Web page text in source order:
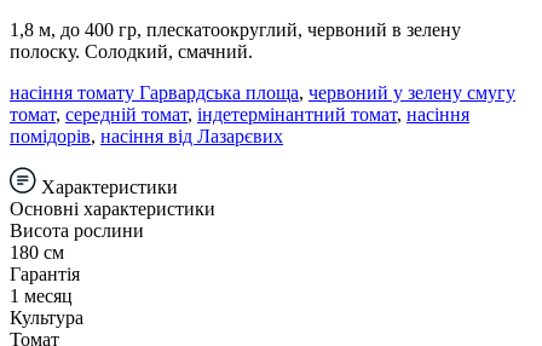
1,8 м, до 400 гр, плескатоокруглий, червоний в зелену
полоску. Солодкий, смачний.
насіння томату Гарвардська площа, червоний у зелену смугу
томат, середній томат, індетермінантний томат, насіння
помідорів, насіння від Лазарєвих
Характеристики
Основні характеристики
Висота рослини
180 см
Гарантія
1 месяц
Культура
Томат